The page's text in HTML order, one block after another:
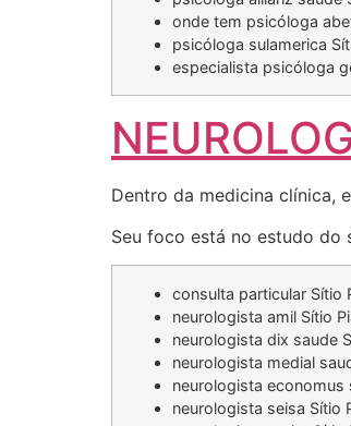
onde tem psicóloga
psicóloga sulamerica
especialista psicóloga
Dentro da medicina clínica,
Seu foco está no estudo do
consulta particular Sítio
neurologista amil Sítio
neurologista dix saude
neurologista medial
neurologista economus
neurologista seisa Sítio